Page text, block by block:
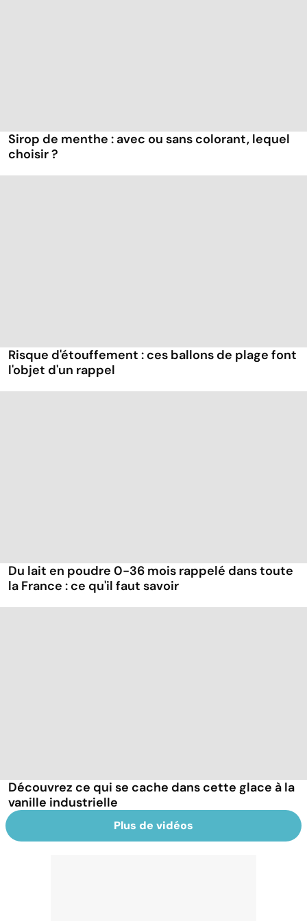
Sirop de menthe : avec ou sans colorant, lequel
choisir ?
Risque d'étouffement : ces ballons de plage font
l'objet d'un rappel
Du lait en poudre 0-36 mois rappelé dans toute
la France : ce qu'il faut savoir
Découvrez ce qui se cache dans cette glace à la
vanille industrielle
Plus de vidéos